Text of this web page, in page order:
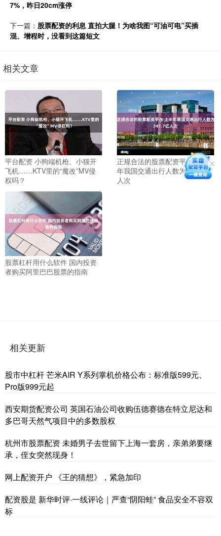
7%，昨日20cm涨停
下一篇： 股票配资的利息 直拍大腿！为啥我图“可油可电”买插
混、增程时，没看到这篇短文
相关文章
平台配资 小狗端机枪、小猫开
飞机……KTV里的“魔改”MV侵
权吗？
正规合法的股票配资平台 上半
年我国交通出行人数为341.7亿
人次
股票杠杆用什么软件 国内投资
者购买阿里巴巴股票的指南
相关更新
股市中杠杆 芒米AIR Y系列掌机价格公布：标准版599元、
Pro版999元起
西安期货配资公司 英国石油公司收购伍德赛德在特立尼达和
多巴哥天然气项目中的多数股权
杭州市股票配资 未婚男子去世留下上海一套房，亲弟弟要继
承，侄女突然现身！
网上配资开户 《王的猜想》，紧急加印
配资股是 新华时评·一线评论｜严查“阴阳蛙” 食品安全不容双
标